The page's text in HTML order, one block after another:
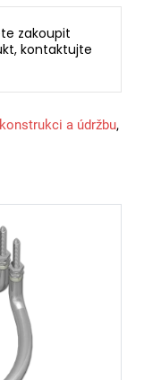
zakoupit
kontaktujte
a údržbu,